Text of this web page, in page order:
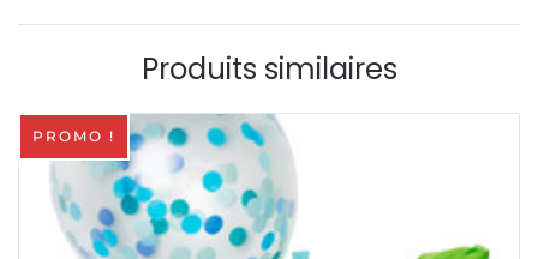
Produits similaires
PROMO !